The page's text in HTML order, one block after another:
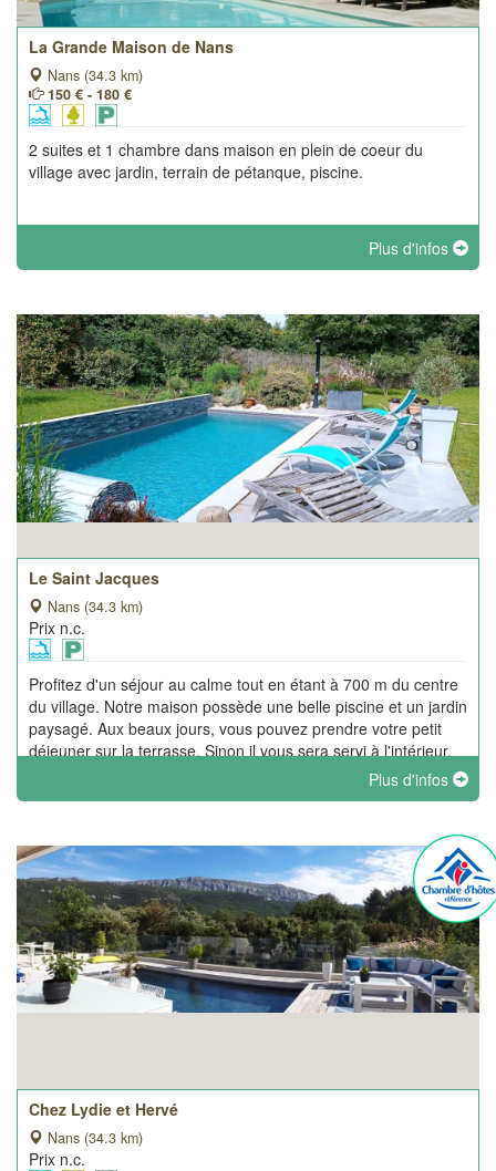
La Grande Maison de Nans
Nans (34.3 km)
150 € - 180 €
2 suites et 1 chambre dans maison en plein de coeur du
village avec jardin, terrain de pétanque, piscine.
Plus d'infos
Le Saint Jacques
Nans (34.3 km)
Prix n.c.
Profitez d'un séjour au calme tout en étant à 700 m du centre
du village. Notre maison possède une belle piscine et un jardin
paysagé. Aux beaux jours, vous pouvez prendre votre petit
déjeuner sur la terrasse. Sinon il vous sera servi à l'intérieur.
Plus d'infos
Chez Lydie et Hervé
Nans (34.3 km)
Prix n.c.